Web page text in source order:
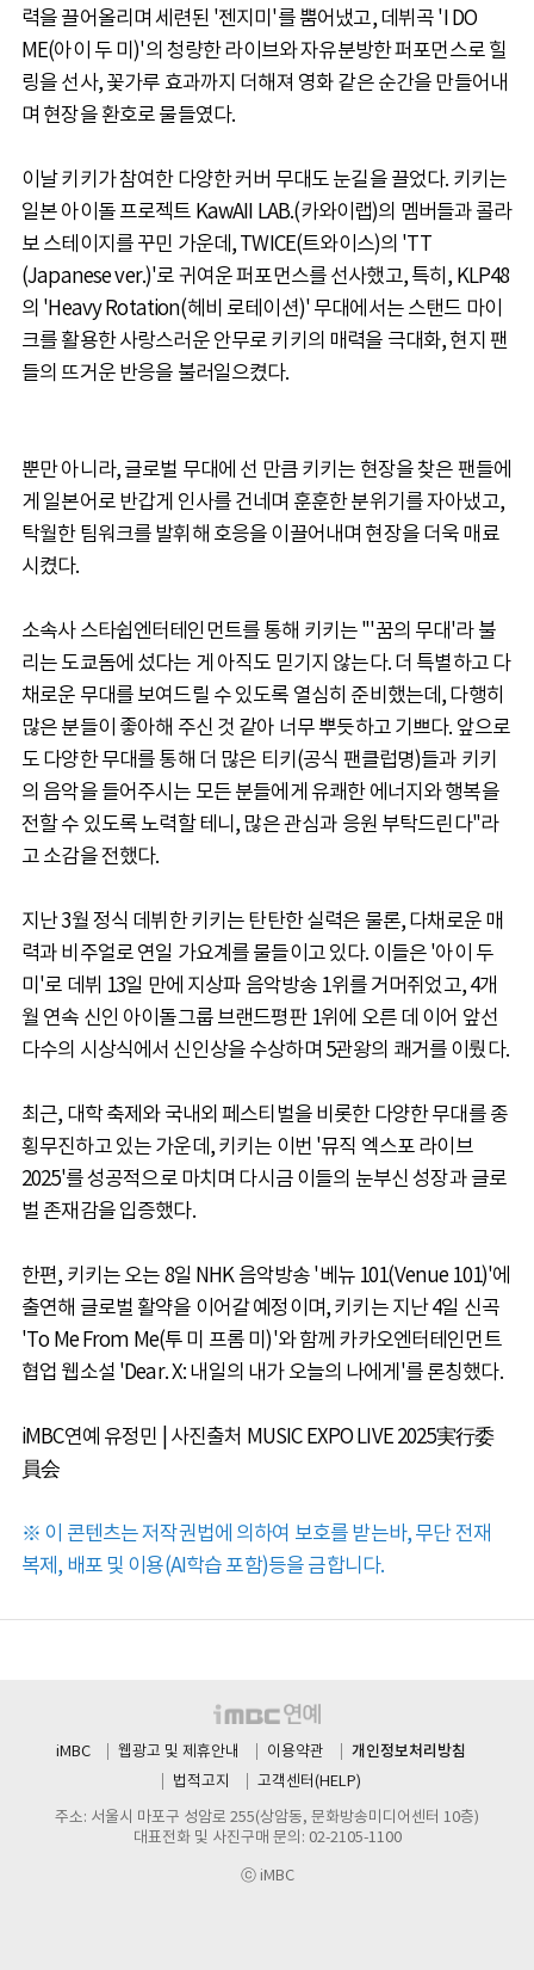
력을 끌어올리며 세련된 '젠지미'를 뿜어냈고, 데뷔곡 'I DO
ME(아이 두 미)'의 청량한 라이브와 자유분방한 퍼포먼스로 힐
링을 선사, 꽃가루 효과까지 더해져 영화 같은 순간을 만들어내
며 현장을 환호로 물들였다.
이날 키키가 참여한 다양한 커버 무대도 눈길을 끌었다. 키키는
일본 아이돌 프로젝트 KawAII LAB.(카와이랩)의 멤버들과 콜라
보 스테이지를 꾸민 가운데, TWICE(트와이스)의 'TT
(Japanese ver.)'로 귀여운 퍼포먼스를 선사했고, 특히, KLP48
의 'Heavy Rotation(헤비 로테이션)' 무대에서는 스탠드 마이
크를 활용한 사랑스러운 안무로 키키의 매력을 극대화, 현지 팬
들의 뜨거운 반응을 불러일으켰다.
뿐만 아니라, 글로벌 무대에 선 만큼 키키는 현장을 찾은 팬들에
게 일본어로 반갑게 인사를 건네며 훈훈한 분위기를 자아냈고,
탁월한 팀워크를 발휘해 호응을 이끌어내며 현장을 더욱 매료
시켰다.
소속사 스타쉽엔터테인먼트를 통해 키키는 "'꿈의 무대'라 불
리는 도쿄돔에 섰다는 게 아직도 믿기지 않는다. 더 특별하고 다
채로운 무대를 보여드릴 수 있도록 열심히 준비했는데, 다행히
많은 분들이 좋아해 주신 것 같아 너무 뿌듯하고 기쁘다. 앞으로
도 다양한 무대를 통해 더 많은 티키(공식 팬클럽명)들과 키키
의 음악을 들어주시는 모든 분들에게 유쾌한 에너지와 행복을
전할 수 있도록 노력할 테니, 많은 관심과 응원 부탁드린다"라
고 소감을 전했다.
지난 3월 정식 데뷔한 키키는 탄탄한 실력은 물론, 다채로운 매
력과 비주얼로 연일 가요계를 물들이고 있다. 이들은 '아이 두
미'로 데뷔 13일 만에 지상파 음악방송 1위를 거머쥐었고, 4개
월 연속 신인 아이돌그룹 브랜드평판 1위에 오른 데 이어 앞선
다수의 시상식에서 신인상을 수상하며 5관왕의 쾌거를 이뤘다.
최근, 대학 축제와 국내외 페스티벌을 비롯한 다양한 무대를 종
횡무진하고 있는 가운데, 키키는 이번 '뮤직 엑스포 라이브
2025'를 성공적으로 마치며 다시금 이들의 눈부신 성장과 글로
벌 존재감을 입증했다.
한편, 키키는 오는 8일 NHK 음악방송 '베뉴 101(Venue 101)'에
출연해 글로벌 활약을 이어갈 예정이며, 키키는 지난 4일 신곡
'To Me From Me(투 미 프롬 미)'와 함께 카카오엔터테인먼트
협업 웹소설 'Dear. X: 내일의 내가 오늘의 나에게'를 론칭했다.
iMBC연예 유정민 | 사진출처 MUSIC EXPO LIVE 2025実行委
員会
※ 이 콘텐츠는 저작권법에 의하여 보호를 받는바, 무단 전재
복제, 배포 및 이용(AI학습 포함)등을 금합니다.
iMBC 웹광고 및 제휴안내 이용약관 개인정보처리방침
법적고지
고객센터(HELP)
주소: 서울시 마포구 성암로 255(상암동, 문화방송미디어센터 10층)
대표전화 및 사진구매 문의: 02-2105-1100
ⓒ iMBC